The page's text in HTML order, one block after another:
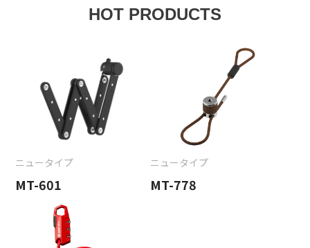
HOT PRODUCTS
ニュータイプ
MT-601
ニュータイプ
MT-778